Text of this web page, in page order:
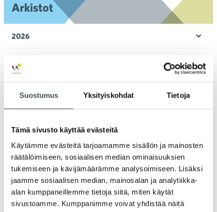
Suostumus Yksityiskohdat Tietoja
Tämä sivusto käyttää evästeitä
Käytämme evästeitä tarjoamamme sisällön ja mainosten
räätälöimiseen, sosiaalisen median ominaisuuksien
tukemiseen ja kävijämäärämme analysoimiseen. Lisäksi
jaamme sosiaalisen median, mainosalan ja analytiikka-
alan kumppaneillemme tietoja siitä, miten käytät
sivustoamme. Kumppanimme voivat yhdistää näitä
Arkistot
2026
2024
2023
2022
2021
2020
2019